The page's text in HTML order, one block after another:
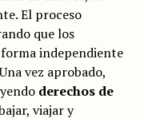
El proceso
que los
independiente
vez aprobado,
derechos de
viajar y